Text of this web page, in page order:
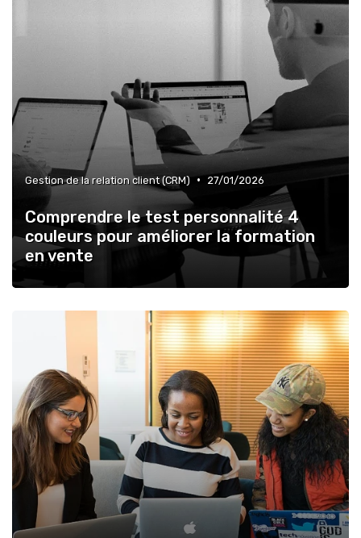
Gestion de la relation client (CRM) • 27/01/2026
Comprendre le test personnalité 4
couleurs pour améliorer la formation
en vente